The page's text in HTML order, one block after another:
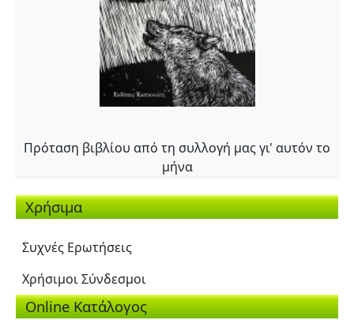
Πρόταση βιβλίου από τη συλλογή μας γι' αυτόν το
μήνα
Χρήσιμα
Συχνές Ερωτήσεις
Χρήσιμοι Σύνδεσμοι
Online Κατάλογος